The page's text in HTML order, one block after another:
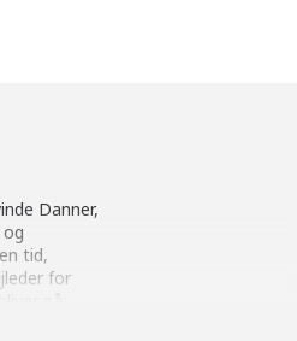
Danner,
tid,
for